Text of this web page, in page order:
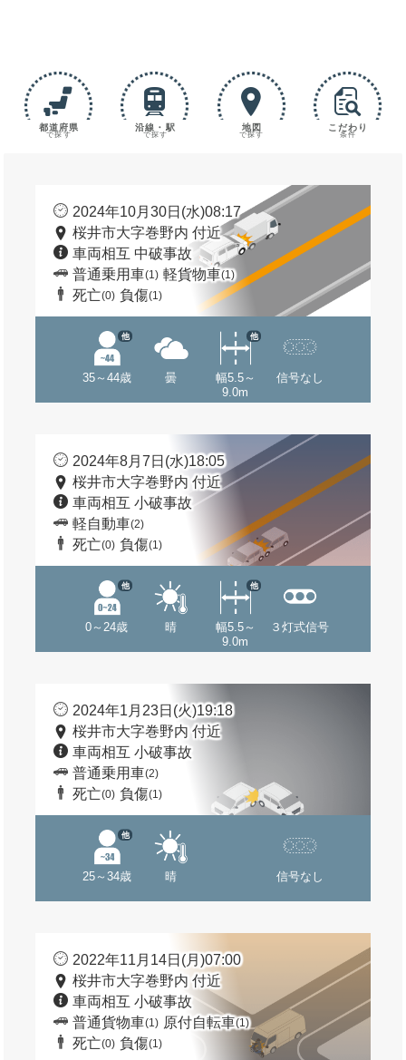
都道府県
で探す
沿線・駅
で探す
地図
で探す
こだわり
条件
2024年10月30日(水)08:17
桜井市大字巻野内 付近
車両相互 中破事故
普通乗用車(1) 軽貨物車(1)
死亡(0) 負傷(1)
35～44歳
他
曇
幅5.5～
9.0m
他
信号なし
2024年8月7日(水)18:05
桜井市大字巻野内 付近
車両相互 小破事故
軽自動車(2)
死亡(0) 負傷(1)
0～24歳
他
晴
幅5.5～
9.0m
他
３灯式信号
2024年1月23日(火)19:18
桜井市大字巻野内 付近
車両相互 小破事故
普通乗用車(2)
死亡(0) 負傷(1)
25～34歳
他
晴 信号なし
2022年11月14日(月)07:00
桜井市大字巻野内 付近
車両相互 小破事故
普通貨物車(1) 原付自転車(1)
死亡(0) 負傷(1)